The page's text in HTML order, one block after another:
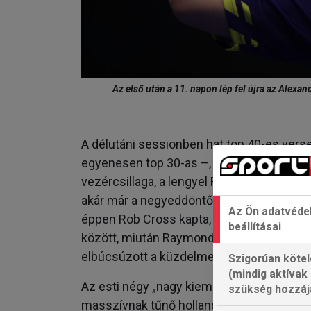
Az első után a 11. napon lép fel újra az
A délutáni sessionben hat top 40-es
egyenesen top 30-as –, s olyan
vezércsillaga, a lengyel Ratajski, aa
akár már a negyeddöntőt is megjáró
éppen Rob Cross kapta, a 2018-as Sid
között, miután Raymond van Barneveld
elbúcsúzott a küzdelmektől.
Az esti négy „nagy kiemelt” között aztán
masszívnak tűnő holland Wesley
Az Ön
beállításai
Szigorúan
(mindig aktívak
szükség